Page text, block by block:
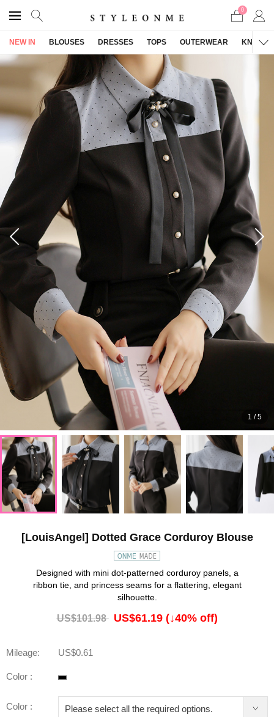
0
NEW IN BLOUSES DRESSES TOPS OUTERWEAR
1 /5
[LouisAngel] Dotted Grace Corduroy Blouse
Designed with mini dot-patterned corduroy panels, a
ribbon tie, and princess seams for a flattering, elegant
silhouette.
US$101.98 US$61.19 (↓40% off)
Mileage: US$0.61
Color :
Color :